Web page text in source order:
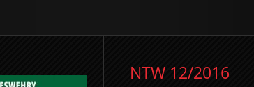
NTW 12/2016